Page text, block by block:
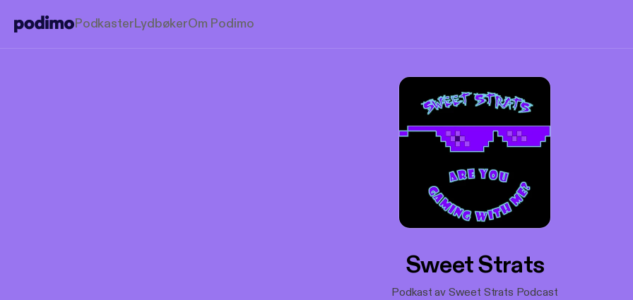
PodkasterLydbøkerOm Podimo
Sweet Strats
Podkast av Sweet Strats Podcast